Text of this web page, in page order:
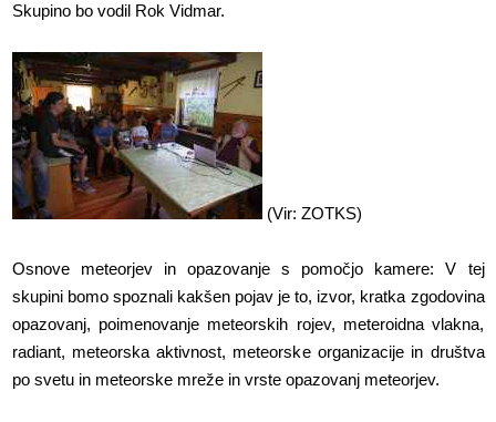
Skupino bo vodil Rok Vidmar.
(Vir: ZOTKS)
Osnove meteorjev in opazovanje s pomočjo kamere: V tej
skupini bomo spoznali kakšen pojav je to, izvor, kratka zgodovina
opazovanj, poimenovanje meteorskih rojev, meteroidna vlakna,
radiant, meteorska aktivnost, meteorske organizacije in društva
po svetu in meteorske mreže in vrste opazovanj meteorjev.